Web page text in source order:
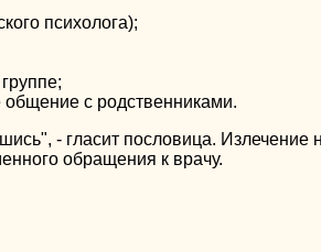
психолога);
с родственниками.
- гласит пословица. Излечение
обращения к врачу.